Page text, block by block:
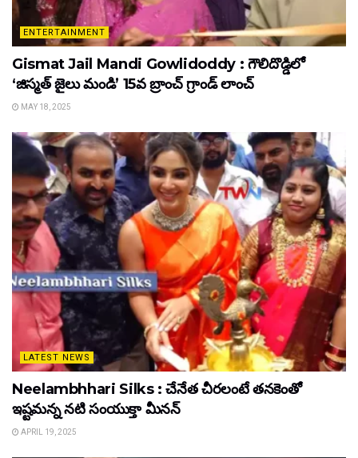
ENTERTAINMENT
Gismat Jail Mandi Gowlidoddy : గౌలిదొడ్డిలో
‘జిస్మత్ జైలు మండి’ 15వ బ్రాంచ్ గ్రాండ్ లాంచ్
MAY 18, 2025
LATEST NEWS
Neelambhhari Silks : చేనేత చీరలంటే తనకెంతో
ఇష్టమన్న నటి సంయుక్తా మీనన్‌
APRIL 19, 2025